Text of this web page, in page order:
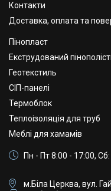
Контакти
Доставка, оплата та
Пінопласт
Екструдований
Геотекстиль
СІП-панелі
Термоблок
Теплоізоляція для труб
Меблі для хамамів
Пн - Пт 8:00 - 17:00,
м.Біла Церква, вул.